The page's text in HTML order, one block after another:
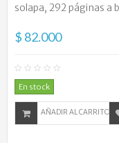
solapa, 292 páginas a
$ 82.000
En stock
AÑADIR AL CARRITO